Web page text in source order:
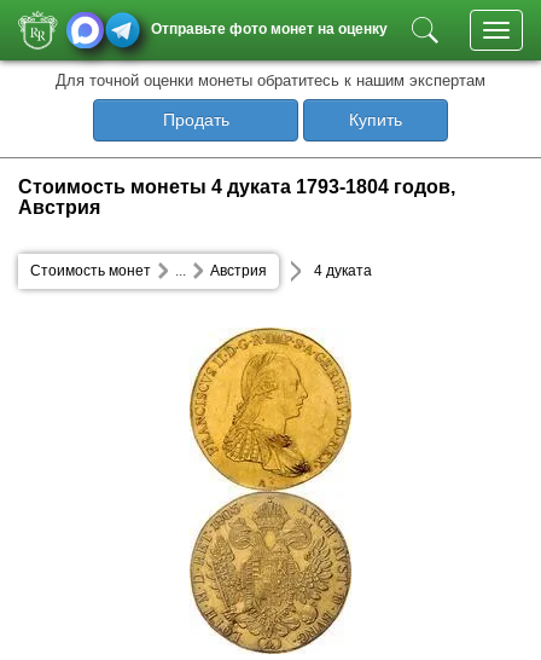
Отправьте фото монет на оценку
Для точной оценки монеты обратитесь к нашим экспертам
Продать Купить
Стоимость монеты 4 дуката 1793-1804 годов,
Австрия
Стоимость монет Австрия
... 4 дуката